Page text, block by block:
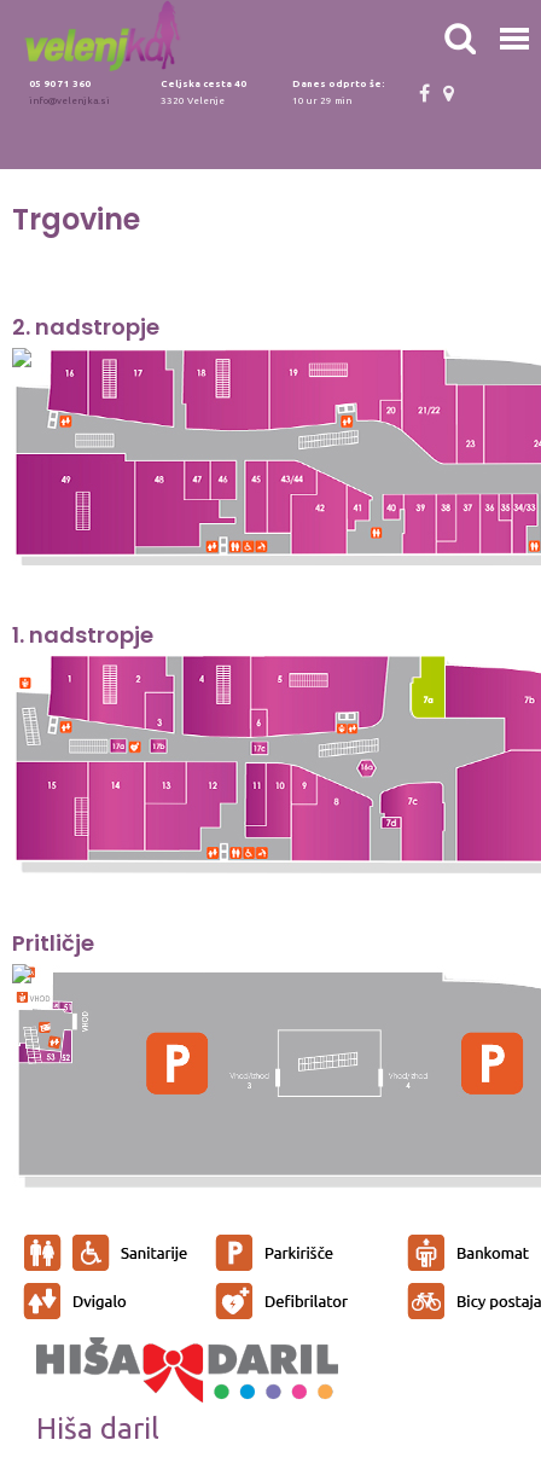
05 90 71 360
info@velenjka.si
Celjska cesta 40
3320 Velenje
Danes odprto še:
10 ur 29 min
Trgovine
2. nadstropje
1. nadstropje
Pritličje
Hiša daril